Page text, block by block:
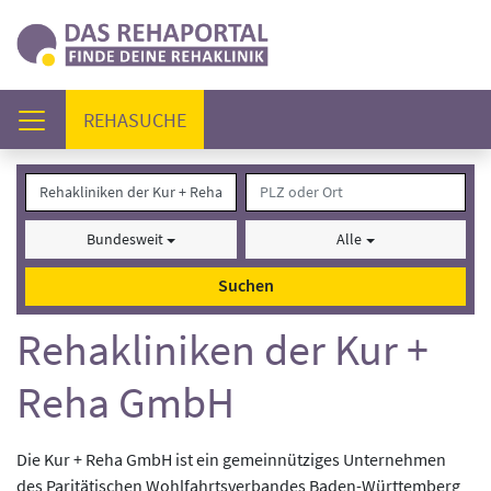
REHASUCHE(AKTUELL)
Bundesweit Alle
Suchen
Rehakliniken der Kur +
Reha GmbH
Die Kur + Reha GmbH ist ein gemeinnütziges Unternehmen
des Paritätischen Wohlfahrtsverbandes Baden-Württemberg